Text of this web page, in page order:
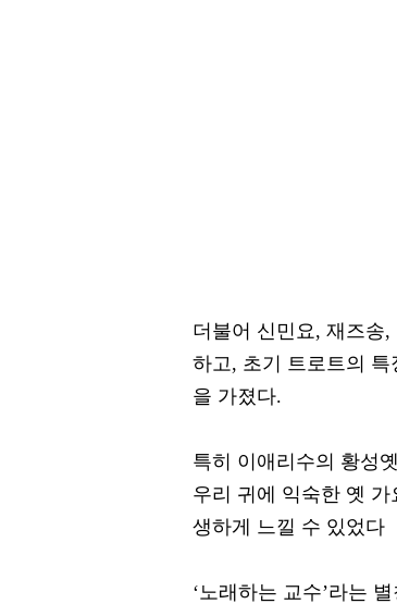
더불어 신민요, 재즈송
하고, 초기 트로트의
을 가졌다.
특히 이애리수의 황성
우리 귀에 익숙한 옛
생하게 느낄 수 있었다
‘노래하는 교수’라는